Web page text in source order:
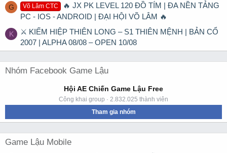
G Võ Lâm CTC
🔥 JX PK LEVEL 120 ĐỒ TÍM | ĐA NỀN TẢNG
PC - IOS - ANDROID | ĐẠI HỘI VÕ LÂM 🔥
K
⚔ KIẾM HIỆP THIÊN LONG – S1 THIÊN MỆNH | BẢN CỔ
2007 | ALPHA 08/08 – OPEN 10/08
Nhóm Facebook Game Lậu
Hội AE Chiến Game Lậu Free
Công khai group · 2.832.025 thành viên
Tham gia nhóm
Game Lậu Mobile